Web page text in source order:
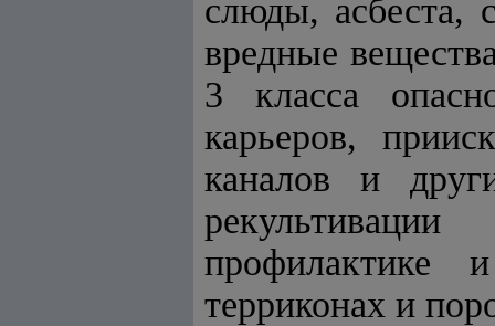
слюды, асбеста,
вредные
3 класса
карьеров,
каналов и
профилактике
терриконах и